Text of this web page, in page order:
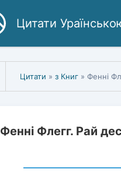
Цитати
Цитати »з Книг » Фенні
Фенні Флегг. Рай